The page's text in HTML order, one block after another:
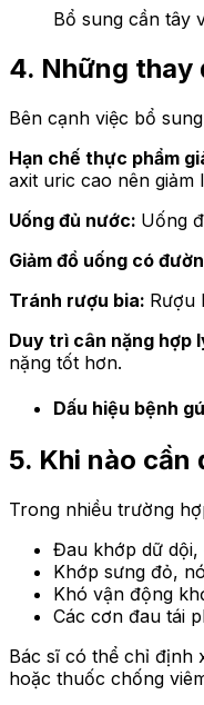
Bổ sung cần tây
4. Những thay
Bên cạnh việc bổ
Hạn chế thực phẩm
axit uric cao nên giảm
Uống đủ nước: Uống
Giảm đồ uống có
Tránh rượu bia: Rượu
Duy trì cân nặng hợp
nặng tốt hơn.
Dấu hiệu bệnh
5. Khi nào cần
Trong nhiều trường
Đau khớp dữ dội,
Khớp sưng đỏ,
Khó vận động
Các cơn đau tái
Bác sĩ có thể chỉ định
hoặc thuốc chống